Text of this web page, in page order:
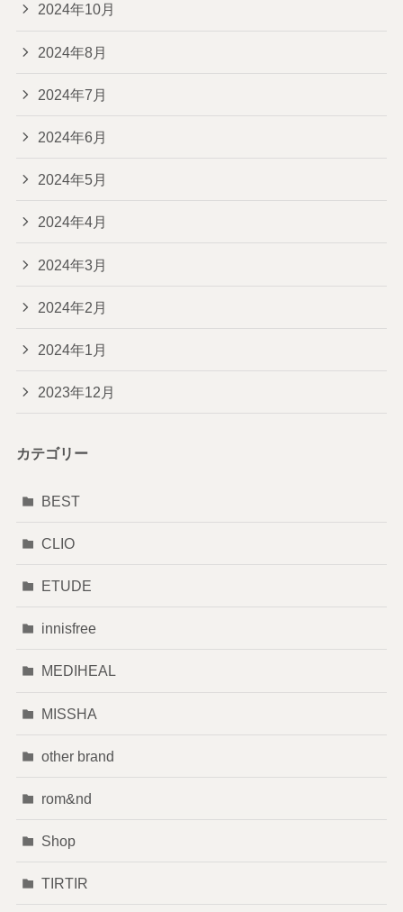
2024年10月
2024年8月
2024年7月
2024年6月
2024年5月
2024年4月
2024年3月
2024年2月
2024年1月
2023年12月
カテゴリー
BEST
CLIO
ETUDE
innisfree
MEDIHEAL
MISSHA
other brand
rom&nd
Shop
TIRTIR